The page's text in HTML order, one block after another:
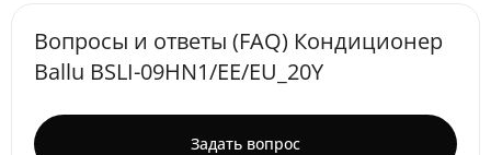
Вопросы и ответы (FAQ) Кондиционер
Ballu BSLI-09HN1/EE/EU_20Y
Задать вопрос